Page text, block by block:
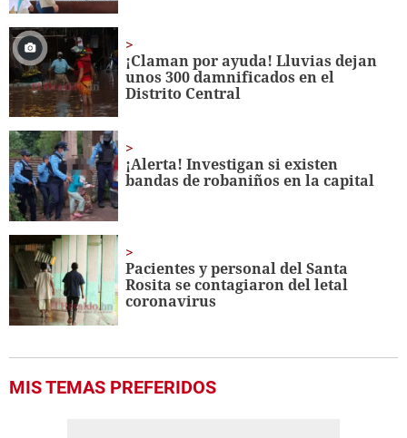
¡Claman por ayuda! Lluvias dejan
unos 300 damnificados en el
Distrito Central
¡Alerta! Investigan si existen
bandas de robaniños en la capital
Pacientes y personal del Santa
Rosita se contagiaron del letal
coronavirus
MIS TEMAS PREFERIDOS